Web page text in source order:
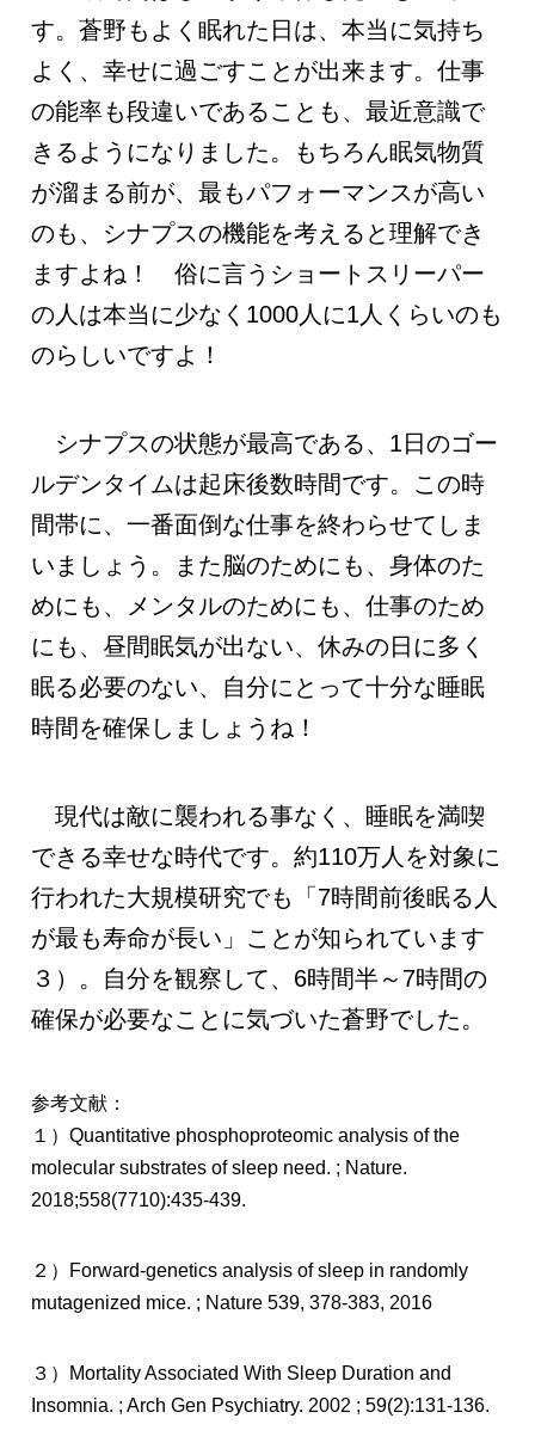
す。蒼野もよく眠れた日は、本当に気持ち
よく、幸せに過ごすことが出来ます。仕事
の能率も段違いであることも、最近意識で
きるようになりました。もちろん眠気物質
が溜まる前が、最もパフォーマンスが高い
のも、シナプスの機能を考えると理解でき
ますよね！ 俗に言うショートスリーパー
の人は本当に少なく1000人に1人くらいのも
のらしいですよ！
シナプスの状態が最高である、1日のゴー
ルデンタイムは起床後数時間です。この時
間帯に、一番面倒な仕事を終わらせてしま
いましょう。また脳のためにも、身体のた
めにも、メンタルのためにも、仕事のため
にも、昼間眠気が出ない、休みの日に多く
眠る必要のない、自分にとって十分な睡眠
時間を確保しましょうね！
現代は敵に襲われる事なく、睡眠を満喫
できる幸せな時代です。約110万人を対象に
行われた大規模研究でも「7時間前後眠る人
が最も寿命が長い」ことが知られています
３）。自分を観察して、6時間半～7時間の
確保が必要なことに気づいた蒼野でした。
参考文献：
１）Quantitative phosphoproteomic analysis of the
molecular substrates of sleep need. ; Nature.
2018;558(7710):435-439.
２）Forward-genetics analysis of sleep in randomly
mutagenized mice. ; Nature 539, 378-383, 2016
３）Mortality Associated With Sleep Duration and
Insomnia. ; Arch Gen Psychiatry. 2002 ; 59(2):131-136.